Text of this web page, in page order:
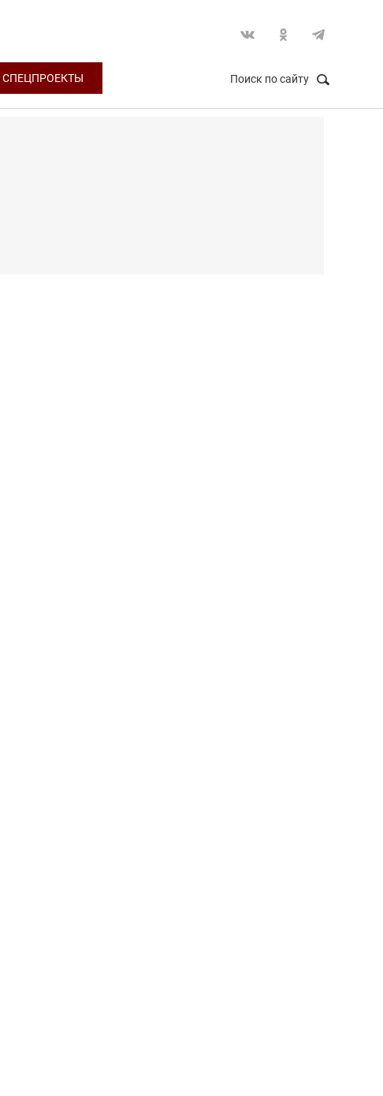
СПЕЦПРОЕКТЫ Поиск по сайту